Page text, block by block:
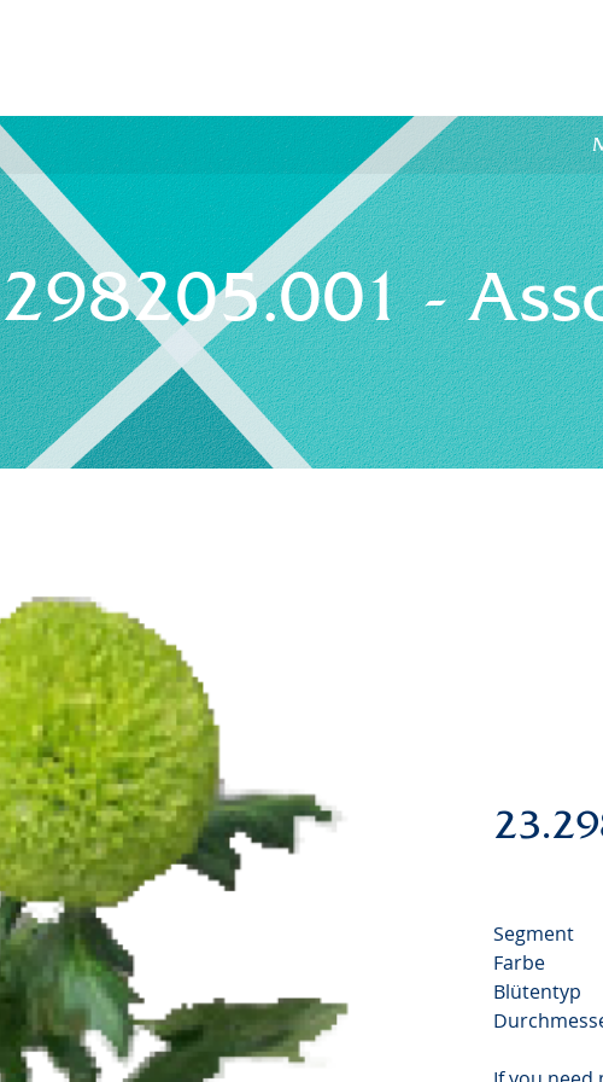
-
Segment
Farbe
Blütentyp